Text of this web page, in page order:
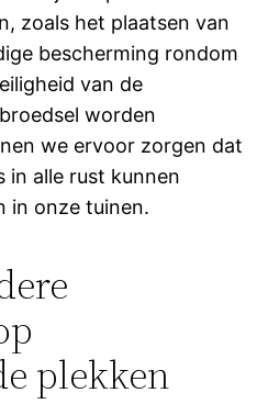
zoals het plaatsen van
bescherming rondom
van de
worden
we ervoor zorgen dat
in alle rust kunnen
in onze tuinen.
plekken